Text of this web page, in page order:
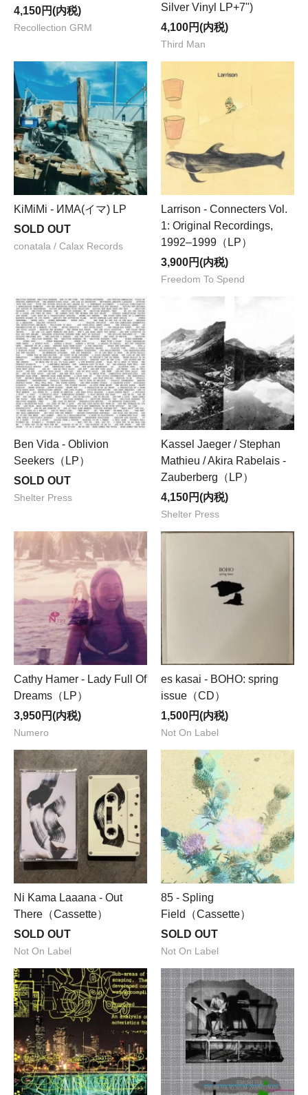
4,150円(内税)
Recollection GRM
Silver Vinyl LP+7")
4,100円(内税)
Third Man
KiMiMi - ИМА(イマ) LP
SOLD OUT
conatala / Calax Records
Larrison - Connecters Vol.
1: Original Recordings,
1992–1999（LP）
3,900円(内税)
Freedom To Spend
Ben Vida - Oblivion
Seekers（LP）
SOLD OUT
Shelter Press
Kassel Jaeger / Stephan
Mathieu / Akira Rabelais -
Zauberberg（LP）
4,150円(内税)
Shelter Press
Cathy Hamer - Lady Full Of
Dreams（LP）
3,950円(内税)
Numero
es kasai - BOHO: spring
issue（CD）
1,500円(内税)
Not On Label
Ni Kama Laaana - Out
There（Cassette）
SOLD OUT
Not On Label
85 - Spling
Field（Cassette）
SOLD OUT
Not On Label